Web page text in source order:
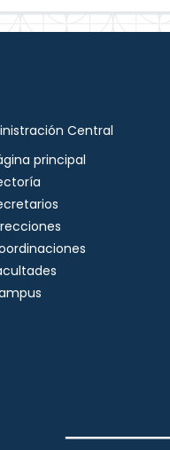
Central
principal